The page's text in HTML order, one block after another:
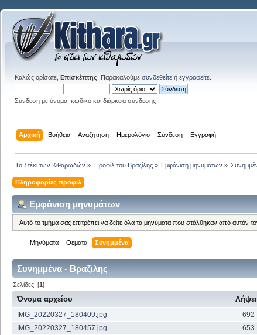
Καλώς ορίσατε, Επισκέπτης . Παρακαλούμε συνδεθείτε ή εγγραφείτε
Σύνδεση με όνομα, κωδικό και διάρκεια σύνδεσης
Αρχική Βοήθεια Αναζήτηση Ημερολόγιο Σύνδεση Εγγραφή
Το Στέκι των Κιθαρωδών » Προφίλ του Βραζίλης» Εμφάνιση μηνυμάτων »
Πληροφορίες προφίλ
Εμφάνιση μηνυμάτων
Αυτό το τμήμα σας επιτρέπει να δείτε όλα τα μηνύματα που στάλθηκαν από αυτόν
Μηνύματα Θέματα Συνημμένα
Συνημμένα - Βραζίλης
Σελίδες: [1]
Όνομα αρχείου
IMG_20220327_180409.jpg 692
IMG_20220327_180457.jpg
653